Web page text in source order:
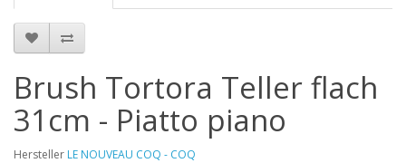
Brush Tortora Teller flach
31cm - Piatto piano
Hersteller LE NOUVEAU COQ - COQ